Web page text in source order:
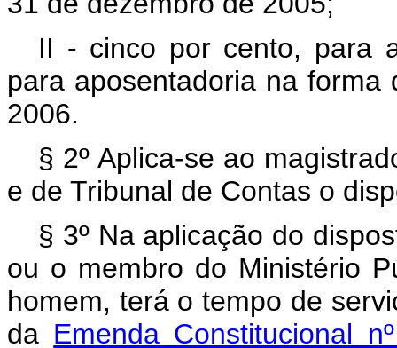
II - cinco por cento, para
para aposentadoria na
2006.
§ 2º Aplica-se ao
e de Tribunal de Contas o
§ 3º Na aplicação do
ou o membro do Ministério
homem, terá o tempo de
da Emenda Constitucional